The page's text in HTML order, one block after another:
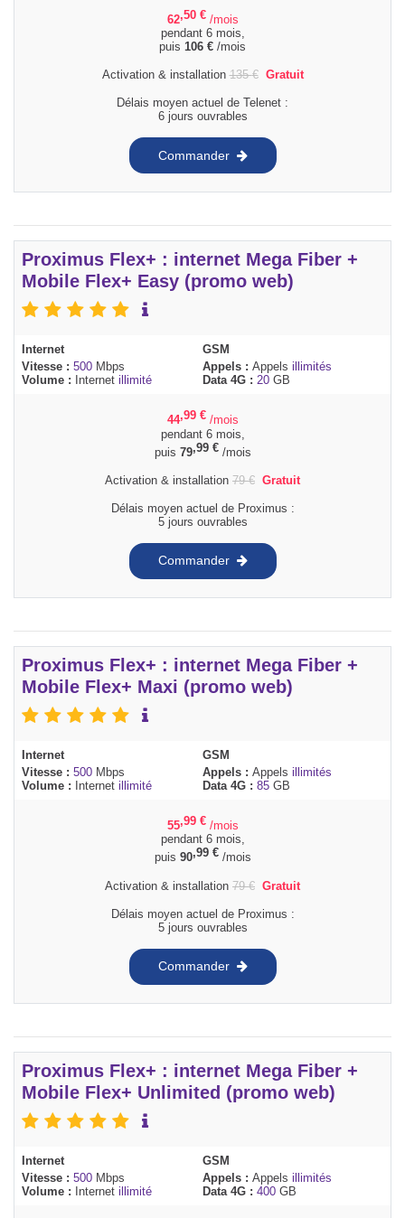
62,50 € /mois
pendant 6 mois,
puis 106 € /mois
Activation & installation135€ Gratuit
Délais moyen actuel de Telenet :
6 jours ouvrables
Commander
Proximus Flex+ : internet Mega Fiber +
Mobile Flex+ Easy (promo web)
Internet
Vitesse : 500 Mbps
Volume :
Internet illimité
GSM
Appels : Appels illimités
Data 4G : 20 GB
44,99 € /mois
pendant 6 mois,
puis 79,99 €/mois
Activation & installation 79€ Gratuit
Délais moyen actuel de Proximus :
5 jours ouvrables
Commander
Proximus Flex+ : internet Mega Fiber +
Mobile Flex+ Maxi (promo web)
Internet
Vitesse : 500 Mbps
Volume :
Internet illimité
GSM
Appels : Appels illimités
Data 4G : 85 GB
55,99 € /mois
pendant 6 mois,
puis 90,99 €/mois
Activation & installation 79€ Gratuit
Délais moyen actuel de Proximus :
5 jours ouvrables
Commander
Proximus Flex+ : internet Mega Fiber +
Mobile Flex+ Unlimited (promo web)
Internet
Vitesse : 500 Mbps
Volume : Internet illimité
GSM
Appels : Appels illimités
Data 4G : 400 GB